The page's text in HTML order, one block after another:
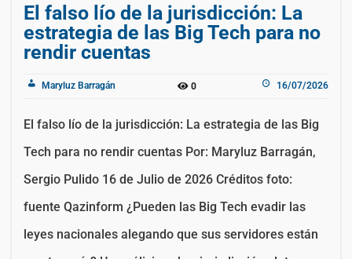
El falso lío de la jurisdicción: La
estrategia de las Big Tech para no
rendir cuentas
Maryluz Barragán 0 16/07/2026
El falso lío de la jurisdicción: La estrategia de las Big
Tech para no rendir cuentas Por: Maryluz Barragán,
Sergio Pulido 16 de Julio de 2026 Créditos foto:
fuente Qazinform ¿Pueden las Big Tech evadir las
leyes nacionales alegando que sus servidores están